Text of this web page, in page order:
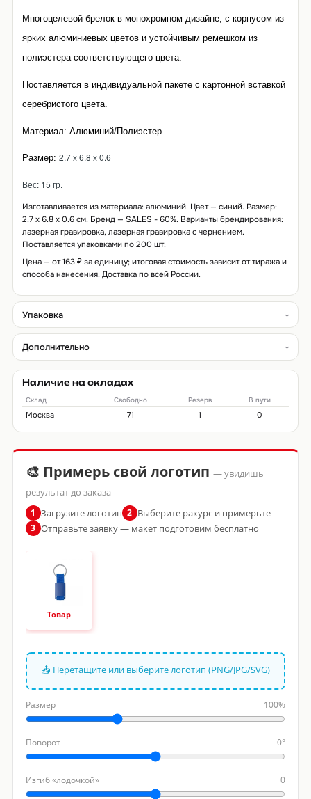
Многоцелевой брелок в монохромном дизайне, с корпусом из
ярких алюминиевых цветов и устойчивым ремешком из
полиэстера соответствующего цвета.
Поставляется в индивидуальной пакете с картонной вставкой
серебристого цвета.
Материал: Алюминий/Полиэстер
Размер: 2.7 x 6.8 x 0.6
Вес: 15 гр.
Изготавливается из материала: алюминий. Цвет — синий. Размер:
2.7 х 6.8 х 0.6 см. Бренд — SALES - 60%. Варианты брендирования:
лазерная гравировка, лазерная гравировка с чернением.
Поставляется упаковками по 200 шт.
Цена — от 163 ₽ за единицу; итоговая стоимость зависит от тиража и
способа нанесения. Доставка по всей России.
Упаковка
Дополнительно
Наличие на складах
Склад Свободно Резерв В пути
Москва 71 1 0
🎨 Примерь свой логотип — увидишь
результат до заказа
1 Загрузите логотип 2 Выберите ракурс и примерьте
3 Отправьте заявку — макет подготовим бесплатно
Товар
📤 Перетащите или выберите логотип (PNG/JPG/SVG)
Размер 100%
Поворот 0°
Изгиб «лодочкой» 0